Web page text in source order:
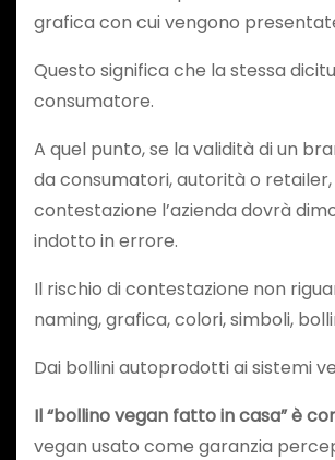
grafica con cui vengono
Questo significa che la stessa
consumatore.
A quel punto, se la validità di un
da consumatori, autorità o
contestazione l’azienda dovrà
indotto in errore.
Il rischio di contestazione non
naming, grafica, colori, simboli,
Dai bollini autoprodotti ai sistemi
Il “bollino vegan fatto in casa” è
vegan usato come garanzia